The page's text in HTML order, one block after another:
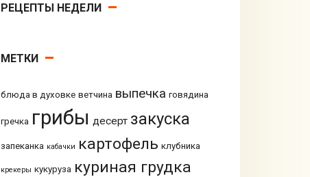
РЕЦЕПТЫ НЕДЕЛИ
МЕТКИ
блюда в духовке ветчина выпечка говядина
гречка грибы десерт закуска
запеканка кабачки картофель клубника
крекеры кукуруза куриная грудка